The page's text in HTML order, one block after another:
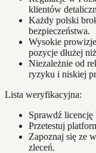
klientów
Każdy polski
bezpieczeństwa.
Wysokie
pozycje dłużej
Niezależnie od
ryzyku i niskiej
Lista weryfikacyjna:
Sprawdź
Przetestuj
Zapoznaj się ze
zleceń.